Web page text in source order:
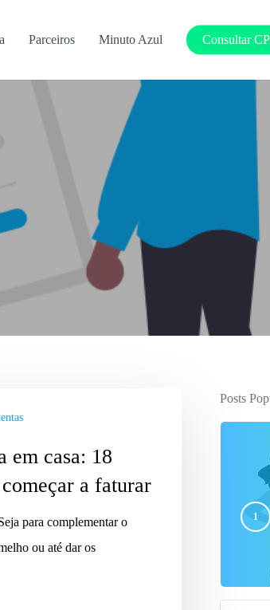
Parceiros Minuto Azul Consultar
em casa: 18
a faturar
para complementar o
ou até dar os
Posts